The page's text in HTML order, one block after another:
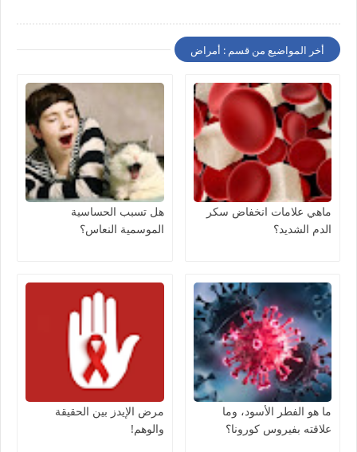
أخر المواضيع من قسم : أمراض
ماهي علامات انخفاض سكر
الدم الشديد؟
هل تسبب الحساسية
الموسمية النعاس؟
ما هو الفطر الأسود، وما
علاقته بفيروس كورونا؟
مرض الإيدز بين الحقيقة
والوهم!